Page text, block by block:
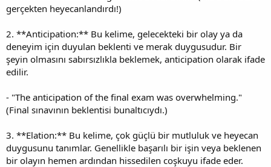
gerçekten heyecanlandırdı!)
2. **Anticipation:** Bu kelime, gelecekteki bir olay ya da
deneyim için duyulan beklenti ve merak duygusudur. Bir
şeyin olmasını sabırsızlıkla beklemek, anticipation olarak ifade
edilir.
- "The anticipation of the final exam was overwhelming."
(Final sınavının beklentisi bunaltıcıydı.)
3. **Elation:** Bu kelime, çok güçlü bir mutluluk ve heyecan
duygusunu tanımlar. Genellikle başarılı bir işin veya beklenen
bir olayın hemen ardından hissedilen coşkuyu ifade eder.